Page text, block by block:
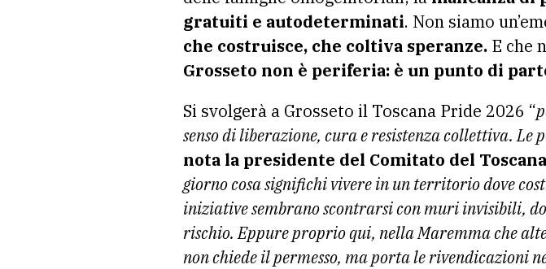
gratuiti e autodeterminati. Non siamo
che costruisce, che coltiva speranze. E che
Grosseto non è periferia: è un punto di
Si svolgerà a Grosseto il Toscana Pride 2026 “
senso di liberazione, cura e resistenza collettiva. Le
nota la presidente del Comitato del
giorno cosa significhi vivere in un territorio dove
iniziative sembrano scontrarsi con muri invisibili,
rischio. Eppure proprio qui, nella Maremma che
non chiede il permesso, ma porta le rivendicazioni